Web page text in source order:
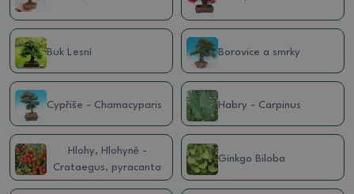
Buk Lesní Borovice a smrky
Cypřiše - Chamacyparis Habry - Carpinus
Hlohy, Hlohyně -
Crataegus, pyracanta
Ginkgo Biloba